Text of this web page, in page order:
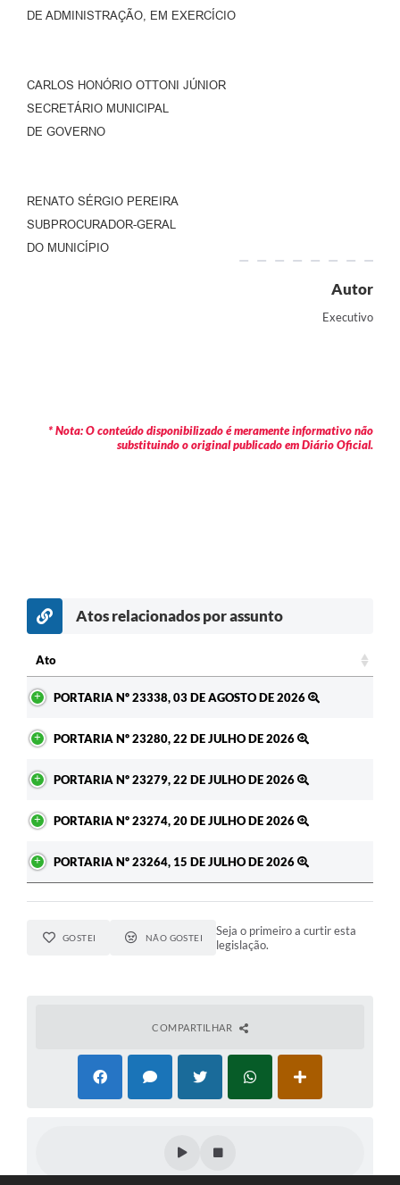
DE ADMINISTRAÇÃO, EM EXERCÍCIO
CARLOS HONÓRIO OTTONI JÚNIOR
SECRETÁRIO MUNICIPAL
DE GOVERNO
RENATO SÉRGIO PEREIRA
SUBPROCURADOR-GERAL
DO MUNICÍPIO
Autor
Executivo
* Nota: O conteúdo disponibilizado é meramente informativo não
substituindo o original publicado em Diário Oficial.
Atos relacionados por assunto
Ato
PORTARIA Nº 23338, 03 DE AGOSTO DE 2026
PORTARIA Nº 23280, 22 DE JULHO DE 2026
PORTARIA Nº 23279, 22 DE JULHO DE 2026
PORTARIA Nº 23274, 20 DE JULHO DE 2026
PORTARIA Nº 23264, 15 DE JULHO DE 2026
GOSTEI NÃO GOSTEI
Seja o primeiro a curtir esta
legislação.
COMPARTILHAR